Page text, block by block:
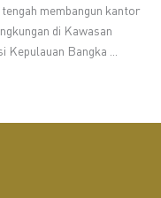
membangun kantor
di Kawasan
Bangka ...